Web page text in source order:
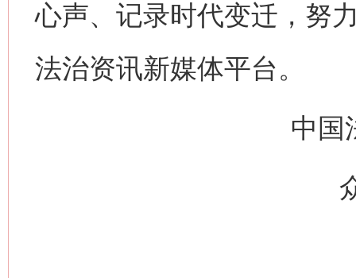
心声、记录时代变迁，努
法治资讯新媒体平台。
中国